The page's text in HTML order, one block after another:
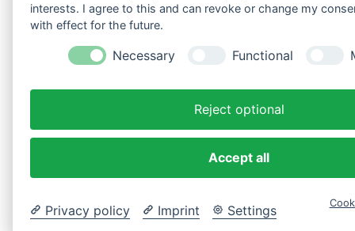
interests. I agree to this and can revoke or change my
with effect for the future.
Necessary Functional
Reject optional
Accept all
Privacy policy Imprint Settings